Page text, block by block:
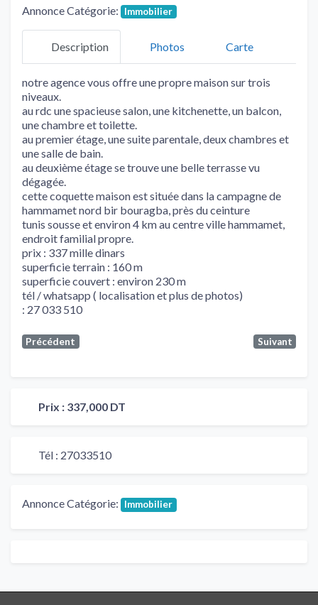
Annonce Catégorie: Immobilier
Description Photos Carte
notre agence vous offre une propre maison sur trois
niveaux.
au rdc une spacieuse salon, une kitchenette, un balcon,
une chambre et toilette.
au premier étage, une suite parentale, deux chambres et
une salle de bain.
au deuxième étage se trouve une belle terrasse vu
dégagée.
cette coquette maison est située dans la campagne de
hammamet nord bir bouragba, près du ceinture
tunis sousse et environ 4 km au centre ville hammamet,
endroit familial propre.
prix : 337 mille dinars
superficie terrain : 160 m
superficie couvert : environ 230 m
tél / whatsapp ( localisation et plus de photos)
: 27 033 510
Précédent Suivant
Prix : 337,000 DT
Tél : 27033510
Annonce Catégorie: Immobilier